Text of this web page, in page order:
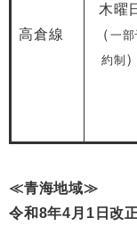
高倉線
木曜
（ 一部
約制 ）
≪青海地域≫
令和8年4月1日改